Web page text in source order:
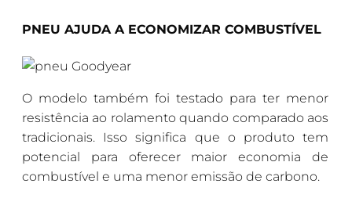
PNEU AJUDA A ECONOMIZAR COMBUSTÍVEL
O modelo também foi testado para ter menor
resistência ao rolamento quando comparado aos
tradicionais. Isso significa que o produto tem
potencial para oferecer maior economia de
combustível e uma menor emissão de carbono.